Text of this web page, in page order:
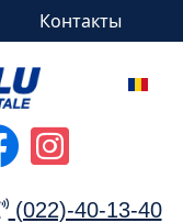
Контакты
(022)-40-13-40